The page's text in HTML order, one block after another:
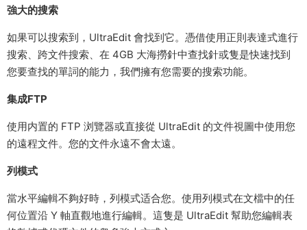
強大的搜索
如果可以搜索到，UltraEdit 會找到它。憑借使用正則表達式進行
搜索、跨文件搜索、在 4GB 大海撈針中查找針或隻是快速找到
您要查找的單詞的能力，我們擁有您需要的搜索功能。
集成FTP
使用内置的 FTP 浏覽器或直接從 UltraEdit 的文件視圖中使用您
的遠程文件。您的文件永遠不會太遠。
列模式
當水平編輯不夠好時，列模式适合您。使用列模式在文檔中的任
何位置沿 Y 軸直觀地進行編輯。這隻是 UltraEdit 幫助您編輯表